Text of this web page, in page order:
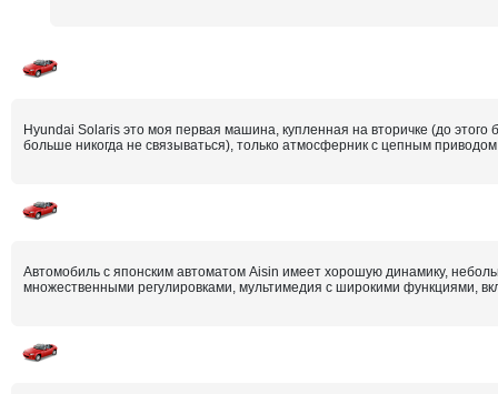
Hyundai Solaris это моя первая машина, купленная на вторичке (до
больше никогда не связываться), только атмосферник с цепным приводом
Автомобиль с японским автоматом Aisin имеет хорошую динамику,
множественными регулировками, мультимедия с широкими функциями,